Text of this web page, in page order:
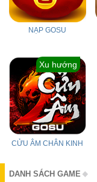
NẠP GOSU
Xu hướng
CỬU ÂM CHÂN KINH
DANH SÁCH GAME